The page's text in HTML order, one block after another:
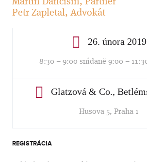
Petr Zapletal, Advokát
26. února 2019
8:30 – 9:00 snídaně 9:00 –
Glatzová & Co.,
Husova 5, Praha 1
REGISTRÁCIA